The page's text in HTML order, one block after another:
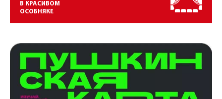
В КРАСИВОМ
ОСОБНЯКЕ